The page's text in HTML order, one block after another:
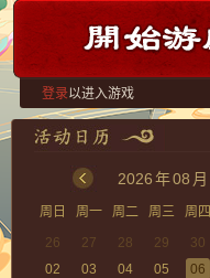
登录以进入游戏
2026年08 月
周日 周一 周二 周三 周四
26
27 28 29 30
02
03 04 05 06